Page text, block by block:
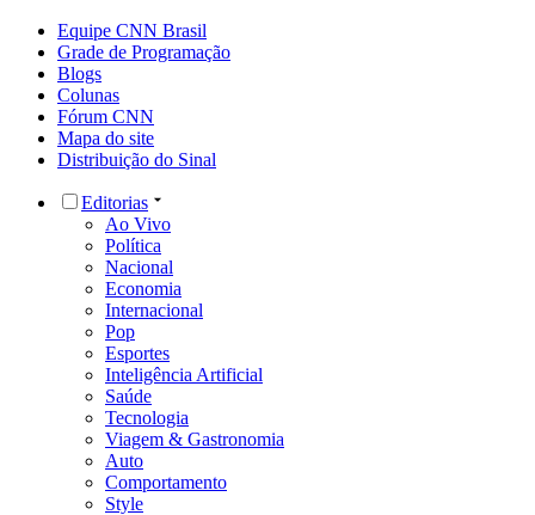
Equipe CNN Brasil
Grade de Programação
Blogs
Colunas
Fórum CNN
Mapa do site
Distribuição do Sinal
Editorias
Ao Vivo
Política
Nacional
Economia
Internacional
Pop
Esportes
Inteligência Artificial
Saúde
Tecnologia
Viagem & Gastronomia
Auto
Comportamento
Style